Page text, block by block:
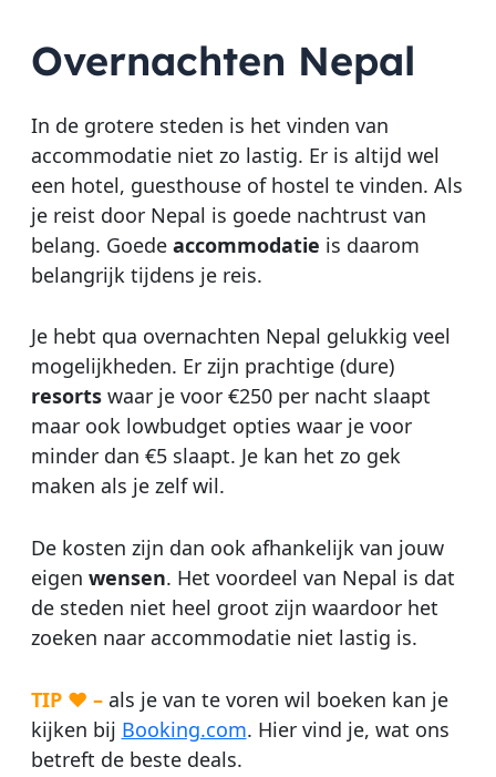
Overnachten Nepal
In de grotere steden is het vinden van
accommodatie niet zo lastig. Er is altijd wel
een hotel, guesthouse of hostel te vinden. Als
je reist door Nepal is goede nachtrust van
belang. Goede accommodatie is daarom
belangrijk tijdens je reis.
Je hebt qua overnachten Nepal gelukkig veel
mogelijkheden. Er zijn prachtige (dure)
resortswaar je voor €250 per nacht slaapt
maar ook lowbudget opties waar je voor
minder dan €5 slaapt. Je kan het zo gek
maken als je zelf wil.
De kosten zijn dan ook afhankelijk van jouw
eigen wensen. Het voordeel van Nepal is dat
de steden niet heel groot zijn waardoor het
zoeken naar accommodatie niet lastig is.
TIP ♥ –als je van te voren wil boeken kan je
kijken bij Booking.com. Hier vind je, wat ons
betreft de beste deals.